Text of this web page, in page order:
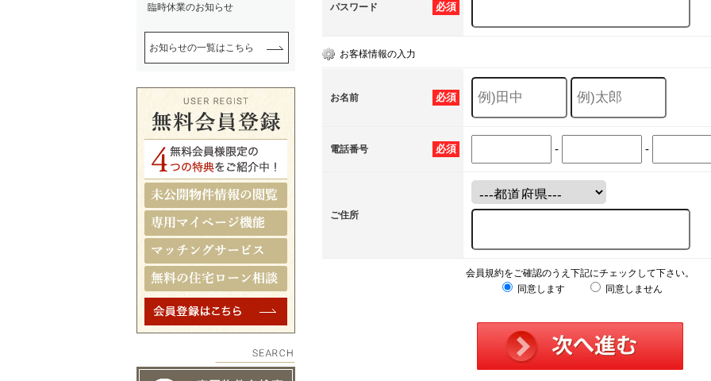
必須
パスワード
お客様情報の入力
必須
お名前
必須
電話番号 - -
ご住所
会員規約をご確認のうえ下記にチェックして下さい。
同意します
同意しません
お知らせの一覧はこちら